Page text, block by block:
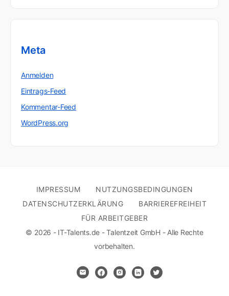
Meta
Anmelden
Eintrags-Feed
Kommentar-Feed
WordPress.org
IMPRESSUM
NUTZUNGSBEDINGUNGEN
DATENSCHUTZERKLÄRUNG
BARRIEREFREIHEIT
FÜR ARBEITGEBER
© 2026 - IT-Talents.de - Talentzeit GmbH - Alle Rechte
vorbehalten.